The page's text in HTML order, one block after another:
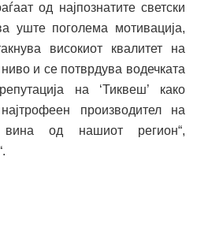
од најпознатите светски
уште поголема мотивација,
високиот квалитет на
и се потврдува водечката
на ‘Тиквеш’ како
производител на
вина од нашиот регион“,